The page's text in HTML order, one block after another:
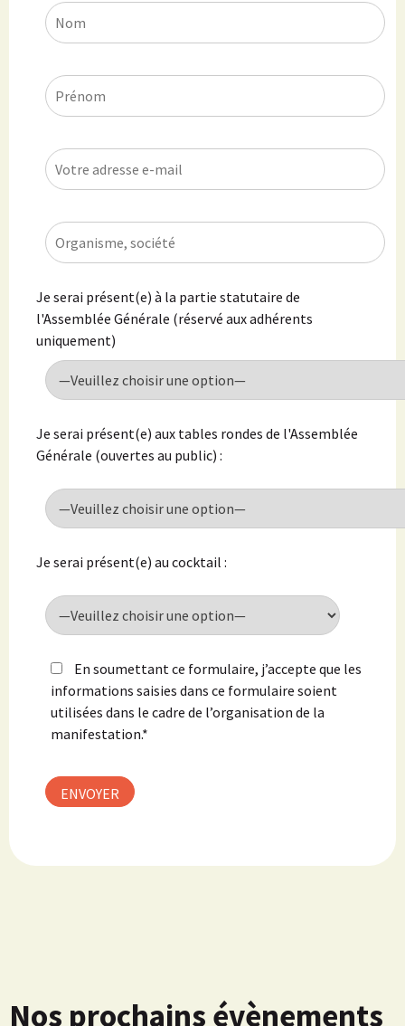
Je serai présent(e) à la partie statutaire de
l'Assemblée Générale (réservé aux adhérents
uniquement)
Je serai présent(e) aux tables rondes de l'Assemblée
Générale (ouvertes au public) :
Je serai présent(e) au cocktail :
En soumettant ce formulaire, j’accepte que les
informations saisies dans ce formulaire soient
utilisées dans le cadre de l’organisation de la
manifestation.*
Nos prochains évènements